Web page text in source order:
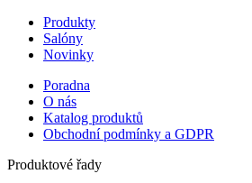
Produkty
Salóny
Novinky
Poradna
O nás
Katalog produktů
Obchodní podmínky a GDPR
Produktové řady